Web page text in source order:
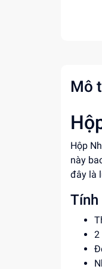
Mô
Hộp
này
đây là
Tính
2